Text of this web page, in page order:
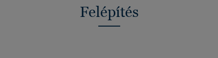
Felépítés